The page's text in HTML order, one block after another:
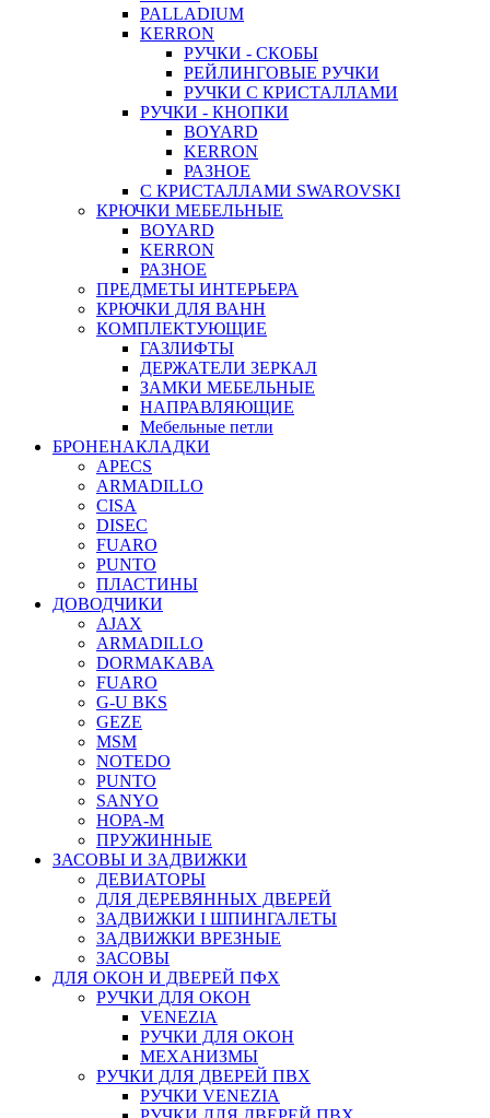
PALLADIUM
KERRON
РУЧКИ - СКОБЫ
РЕЙЛИНГОВЫЕ РУЧКИ
РУЧКИ С КРИСТАЛЛАМИ
РУЧКИ - КНОПКИ
BOYARD
KERRON
РАЗНОЕ
С КРИСТАЛЛАМИ SWAROVSKI
КРЮЧКИ МЕБЕЛЬНЫЕ
BOYARD
KERRON
РАЗНОЕ
ПРЕДМЕТЫ ИНТЕРЬЕРА
КРЮЧКИ ДЛЯ ВАНН
КОМПЛЕКТУЮЩИЕ
ГАЗЛИФТЫ
ДЕРЖАТЕЛИ ЗЕРКАЛ
ЗАМКИ МЕБЕЛЬНЫЕ
НАПРАВЛЯЮЩИЕ
Мебельные петли
БРОНЕНАКЛАДКИ
APECS
ARMADILLO
CISA
DISEC
FUARO
PUNTO
ПЛАСТИНЫ
ДОВОДЧИКИ
AJAX
ARMADILLO
DORMAKABA
FUARO
G-U BKS
GEZE
MSM
NOTEDO
PUNTO
SANYO
НОРА-М
ПРУЖИННЫЕ
ЗАСОВЫ И ЗАДВИЖКИ
ДЕВИАТОРЫ
ДЛЯ ДЕРЕВЯННЫХ ДВЕРЕЙ
ЗАДВИЖКИ I ШПИНГАЛЕТЫ
ЗАДВИЖКИ ВРЕЗНЫЕ
ЗАСОВЫ
ДЛЯ ОКОН И ДВЕРЕЙ ПФХ
РУЧКИ ДЛЯ ОКОН
VENEZIA
РУЧКИ ДЛЯ ОКОН
МЕХАНИЗМЫ
РУЧКИ ДЛЯ ДВЕРЕЙ ПВХ
РУЧКИ VENEZIA